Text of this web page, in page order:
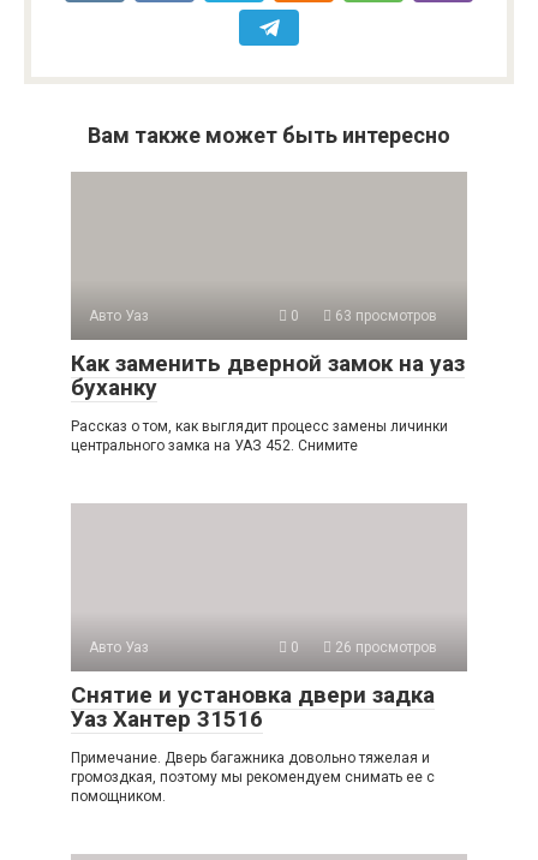
Вам также может быть интересно
Авто Уаз 0 63 просмотров
Как заменить дверной замок на уаз
буханку
Рассказ о том, как выглядит процесс замены личинки
центрального замка на УАЗ 452. Снимите
Авто Уаз 0 26 просмотров
Снятие и установка двери задка
Уаз Хантер 31516
Примечание. Дверь багажника довольно тяжелая и
громоздкая, поэтому мы рекомендуем снимать ее с
помощником.